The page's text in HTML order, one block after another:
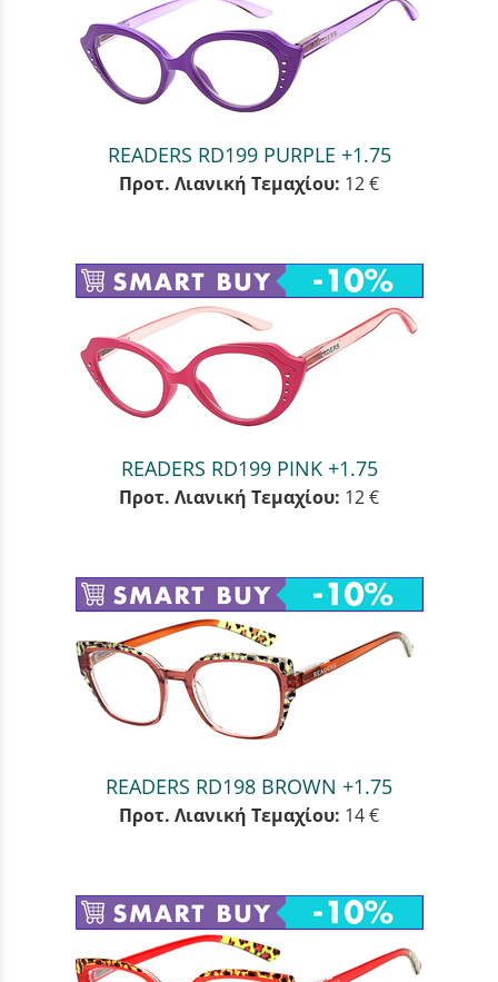
READERS RD199 PURPLE +1.75
Προτ. Λιανική Τεμαχίου: 12 €
READERS RD199 PINK +1.75
Προτ. Λιανική Τεμαχίου: 12 €
READERS RD198 BROWN +1.75
Προτ. Λιανική Τεμαχίου: 14 €